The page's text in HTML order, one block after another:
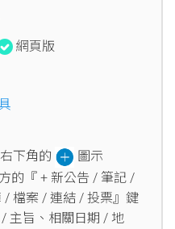
網頁版
下角的
圖示
的『 + 新公告 / 筆記 /
/ 檔案 / 連結 / 投票』鍵
主旨、相關日期 / 地